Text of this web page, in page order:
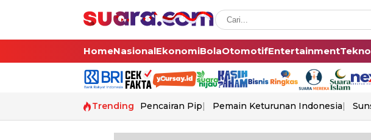
HomeNasionalEkonomiBolaOtomotifEntertainmentTekno
Trending Pencairan Pip Pemain Keturunan Indonesia